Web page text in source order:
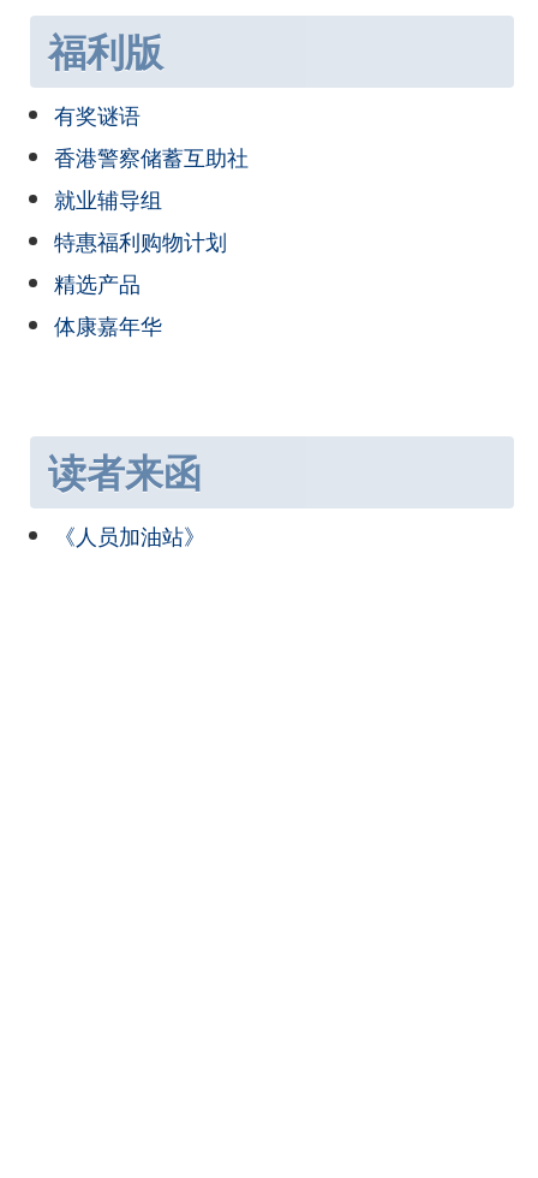
福利版
有奖谜语
香港警察储蓄互助社
就业辅导组
特惠福利购物计划
精选产品
体康嘉年华
读者来函
《人员加油站》